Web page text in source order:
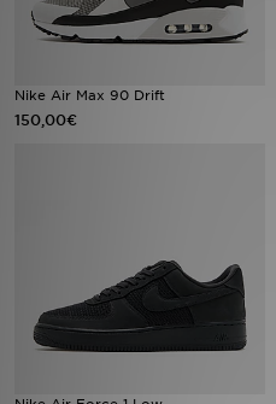
Nike Air Max 90 Drift
150,00€
BLOG
ESTADO DO TEU PEDIDO
TRABALHA CONNOSCO
FAQs